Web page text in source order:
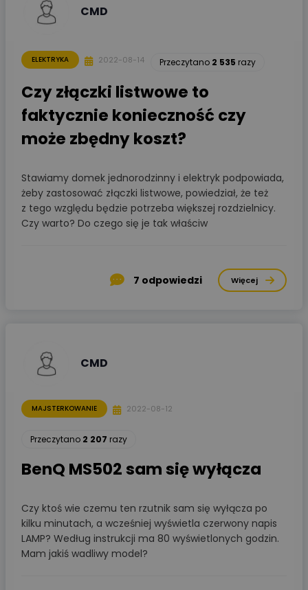
CMD
ELEKTRYKA 2022-08-14 Przeczytano 2 535 razy
Czy złączki listwowe to
faktycznie konieczność czy
może zbędny koszt?
Stawiamy domek jednorodzinny i elektryk podpowiada,
żeby zastosować złączki listwowe, powiedział, że też
z tego względu będzie potrzeba większej rozdzielnicy.
Czy warto? Do czego się je tak właściw
7 odpowiedzi Więcej
CMD
MAJSTERKOWANIE 2022-08-12
Przeczytano 2 207 razy
BenQ MS502 sam się wyłącza
Czy ktoś wie czemu ten rzutnik sam się wyłącza po
kilku minutach, a wcześniej wyświetla czerwony napis
LAMP? Według instrukcji ma 80 wyświetlonych godzin.
Mam jakiś wadliwy model?